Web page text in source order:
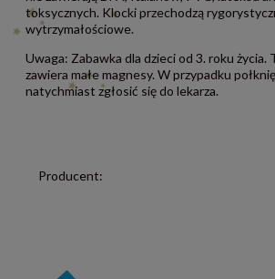
toksycznych. Klocki przechodzą
wytrzymałościowe.
Uwaga: Zabawka dla dzieci od 3. roku życia.
zawiera małe magnesy. W przypadku
natychmiast zgłosić się do lekarza.
Producent: